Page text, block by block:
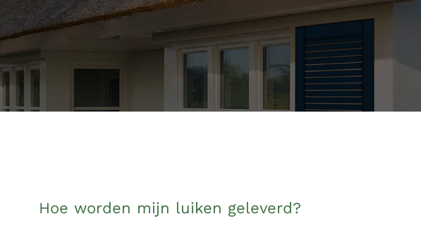
Hoe worden mijn luiken geleverd?